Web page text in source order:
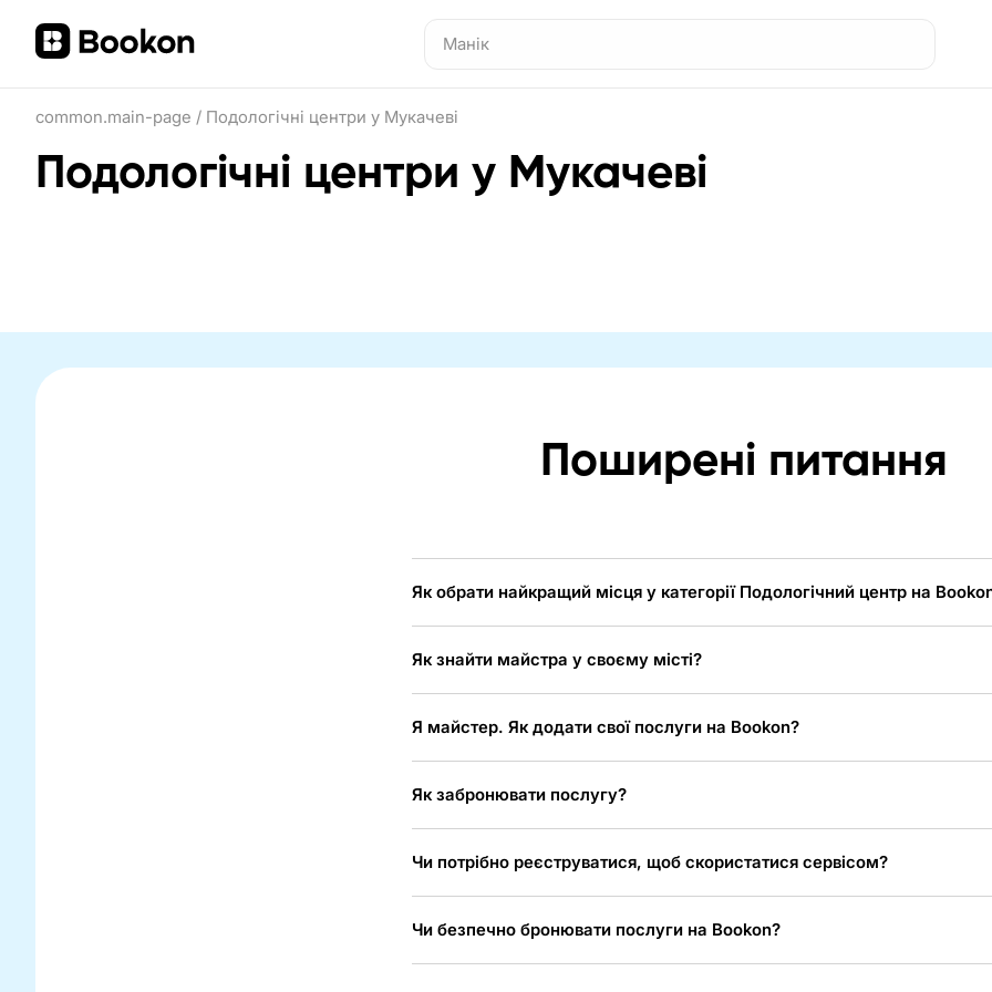
common.main-page / Подологічні центри у Мукачеві
Подологічні центри у Мукачеві
Поширені питання
Як обрати найкращий місця у категорії Подологічний центр на
Як знайти майстра у своєму місті?
Я майстер. Як додати свої послуги на Bookon?
Як забронювати послугу?
Чи потрібно реєструватися, щоб скористатися сервісом?
Чи безпечно бронювати послуги на Bookon?